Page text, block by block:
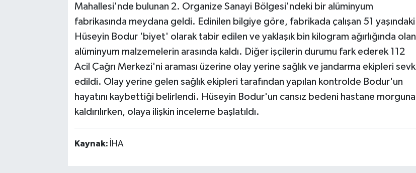
Mahallesi'nde bulunan 2. Organize Sanayi Bölgesi'ndeki bir alüminyum
fabrikasında meydana geldi. Edinilen bilgiye göre, fabrikada çalışan 51 yaşındaki
Hüseyin Bodur 'biyet' olarak tabir edilen ve yaklaşık bin kilogram ağırlığında olan
alüminyum malzemelerin arasında kaldı. Diğer işçilerin durumu fark ederek 112
Acil Çağrı Merkezi'ni araması üzerine olay yerine sağlık ve jandarma ekipleri sevk
edildi. Olay yerine gelen sağlık ekipleri tarafından yapılan kontrolde Bodur'un
hayatını kaybettiği belirlendi. Hüseyin Bodur'un cansız bedeni hastane morguna
kaldırılırken, olaya ilişkin inceleme başlatıldı.
Kaynak: İHA